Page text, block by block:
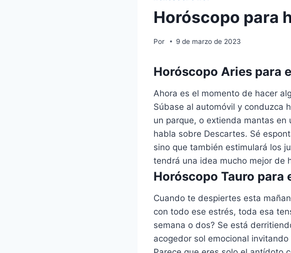
Horóscopo para
Por 9 de marzo de 2023
Horóscopo Aries para
Ahora es el momento de hacer
Súbase al automóvil y conduzca
un parque, o extienda mantas
habla sobre Descartes. Sé
sino que también estimulará los
tendrá una idea mucho mejor de
Horóscopo Tauro para
Cuando te despiertes esta
con todo ese estrés, toda esa
semana o dos? Se está
acogedor sol emocional